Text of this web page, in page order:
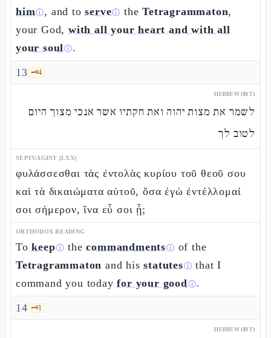
himⓘ, and toserveⓘ theTetragrammaton,
your God,with all your heart and with all
your soulⓘ.
13 🗝️4
HEBREW (MT)
לשמר את מצות יהוה ואת חקתיו אשר אנכי מצוך היום
לטוב לך
SEPTUAGINT (LXX)
φυλάσσεσθαι τὰς ἐντολὰς κυρίου τοῦ θεοῦ σου
καὶ τὰ δικαιώματα αὐτοῦ, ὅσα ἐγὼ ἐντέλλομαί
σοι σήμερον, ἵνα εὖ σοι ᾖ;
ORTHODOX READING
Tokeepⓘ thecommandmentsⓘ of the
Tetragrammaton and hisstatutesⓘ that I
command you todayfor your goodⓘ.
14 🗝️1
HEBREW (MT)